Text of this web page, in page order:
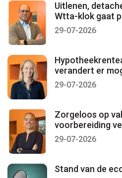
Uitlenen,
Wtta-klok gaat
29-07-2026
verandert er
29-07-2026
Zorgeloos op
voorbereiding
gerust gevoel
29-07-2026
Stand van de